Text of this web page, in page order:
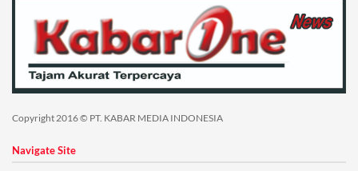
Copyright 2016 © PT. KABAR MEDIA INDONESIA
Navigate Site